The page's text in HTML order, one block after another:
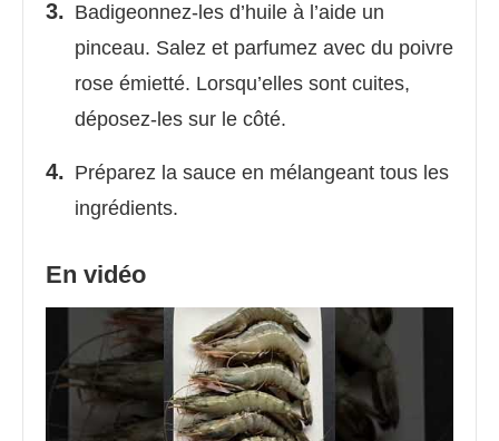
Badigeonnez-les d’huile à l’aide un
pinceau. Salez et parfumez avec du poivre
rose émietté. Lorsqu’elles sont cuites,
déposez-les sur le côté.
Préparez la sauce en mélangeant tous les
ingrédients.
En vidéo